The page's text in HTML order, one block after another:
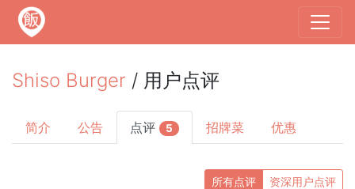
Shiso Burger / 用户点评
简介 公告 点评 5 招牌菜 优惠
所有点评 资深用户点评